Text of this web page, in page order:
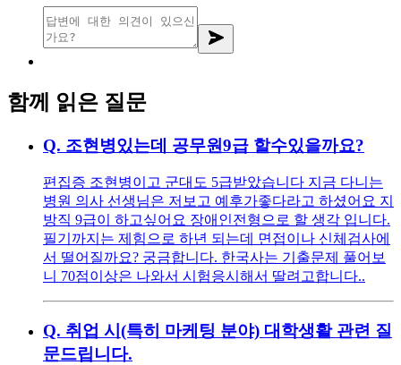
함께 읽은 질문
Q. 조현병있는데 공무원9급 할수있을까요?
편집증 조현병이고 군대도 5급받았습니다 지금 다니는
병원 의사 선생님은 저보고 예후가좋다라고 하셨어요 지
방직 9급이 하고싶어요 장애인전형으로 할 생각 입니다.
필기까지는 제힘으로 하년 되는데 면접이나 신체검사에
서 떨어질까요? 궁금합니다. 한국사는 기출문제 풀어보
니 70점이상은 나와서 시험응시해서 딸려고합니다..
Q. 취업 시(특히 마케팅 분야) 대학생활 관련 질
문드립니다.